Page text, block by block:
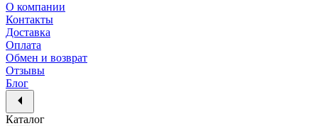
О компании
Контакты
Доставка
Оплата
Обмен и возврат
Отзывы
Блог
Каталог